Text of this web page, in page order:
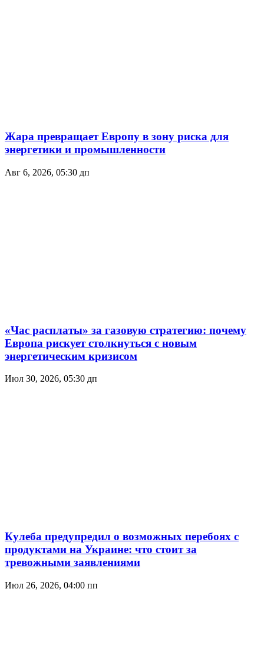
Жара превращает Европу в зону риска для
энергетики и промышленности
Авг 6, 2026, 05:30 дп
«Час расплаты» за газовую стратегию: почему
Европа рискует столкнуться с новым
энергетическим кризисом
Июл 30, 2026, 05:30 дп
Кулеба предупредил о возможных перебоях с
продуктами на Украине: что стоит за
тревожными заявлениями
Июл 26, 2026, 04:00 пп